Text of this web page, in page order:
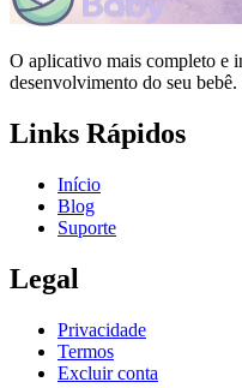
O aplicativo mais completo e
desenvolvimento do seu
Links Rápidos
Início
Blog
Suporte
Legal
Privacidade
Termos
Excluir conta